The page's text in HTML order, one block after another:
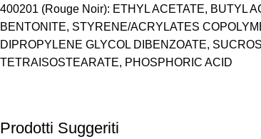
400201 (Rouge Noir): ETHYL ACETATE, BUTYL
BENTONITE, STYRENE/ACRYLATES
DIPROPYLENE GLYCOL DIBENZOATE,
TETRAISOSTEARATE, PHOSPHORIC ACID
Prodotti Suggeriti